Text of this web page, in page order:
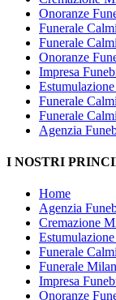
Onoranze
Funerale
Funerale
Onoranze
Impresa
Funerale
Funerale
Agenzia
I NOSTRI
Home
Agenzia
Cremazione
Funerale
Funerale
Impresa
Onoranze